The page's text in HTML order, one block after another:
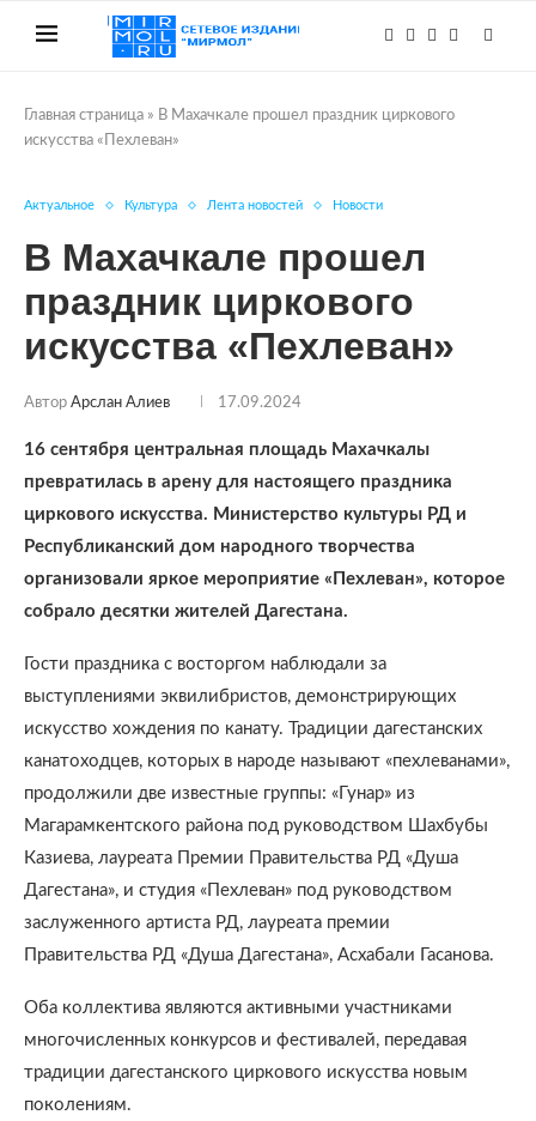
Главная страница » В Махачкале прошел праздник циркового
искусства «Пехлеван»
Актуальное Культура Лента новостей Новости
В Махачкале прошел
праздник циркового
искусства «Пехлеван»
Автор Арслан Алиев 17.09.2024
16 сентября центральная площадь Махачкалы
превратилась в арену для настоящего праздника
циркового искусства. Министерство культуры РД и
Республиканский дом народного творчества
организовали яркое мероприятие «Пехлеван», которое
собрало десятки жителей Дагестана.
Гости праздника с восторгом наблюдали за
выступлениями эквилибристов, демонстрирующих
искусство хождения по канату. Традиции дагестанских
канатоходцев, которых в народе называют «пехлеванами»,
продолжили две известные группы: «Гунар» из
Магарамкентского района под руководством Шахбубы
Казиева, лауреата Премии Правительства РД «Душа
Дагестана», и студия «Пехлеван» под руководством
заслуженного артиста РД, лауреата премии
Правительства РД «Душа Дагестана», Асхабали Гасанова.
Оба коллектива являются активными участниками
многочисленных конкурсов и фестивалей, передавая
традиции дагестанского циркового искусства новым
поколениям.